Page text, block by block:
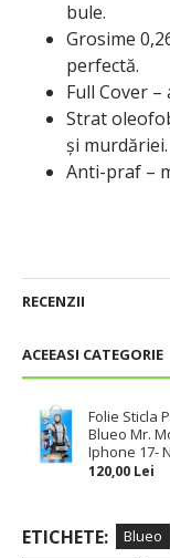
ACEEASI CATEGORIE
Folie Sticla
Blueo Mr.
Iphone 17-
120,00 Lei
bule.
Grosime
perfectă.
Full Cover
Strat
și murdăriei.
Anti-praf –
RECENZII
ETICHETE: Blueo